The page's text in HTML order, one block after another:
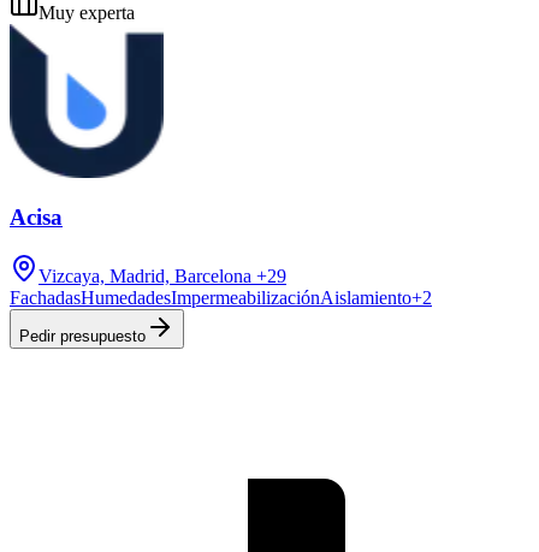
Muy experta
Acisa
Vizcaya, Madrid, Barcelona +29
FachadasHumedadesImpermeabilizaciónAislamiento+2
Pedir presupuesto